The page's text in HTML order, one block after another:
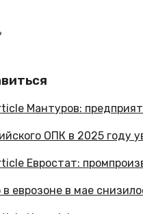
ОПК в 2025 году
еврозоне в мае